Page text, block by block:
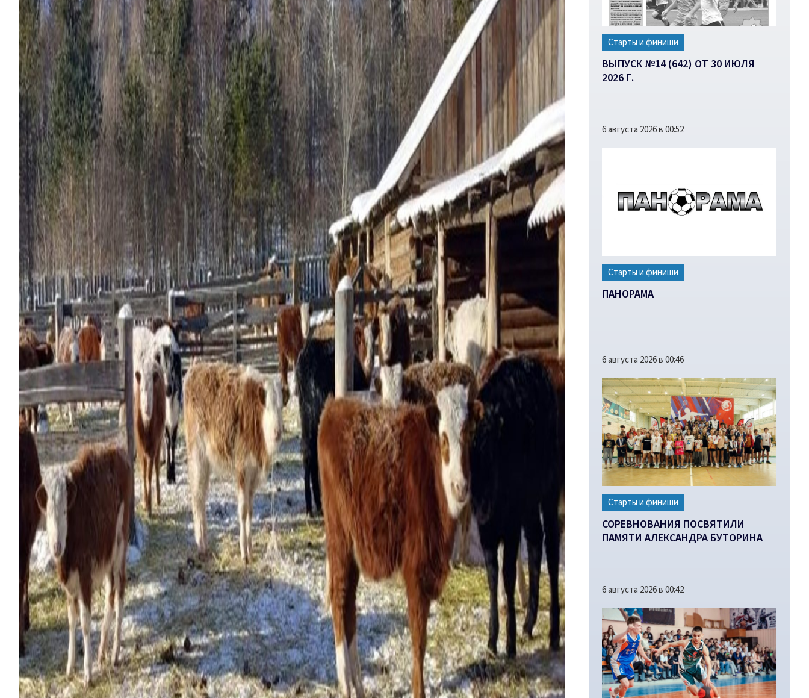
Старты и финиши
ВЫПУСК №14 (642) ОТ 30 ИЮЛЯ
2026 Г.
6 августа 2026 в 00:52
Старты и финиши
ПАНОРАМА
6 августа 2026 в 00:46
Старты и финиши
СОРЕВНОВАНИЯ ПОСВЯТИЛИ
ПАМЯТИ АЛЕКСАНДРА БУТОРИНА
6 августа 2026 в 00:42